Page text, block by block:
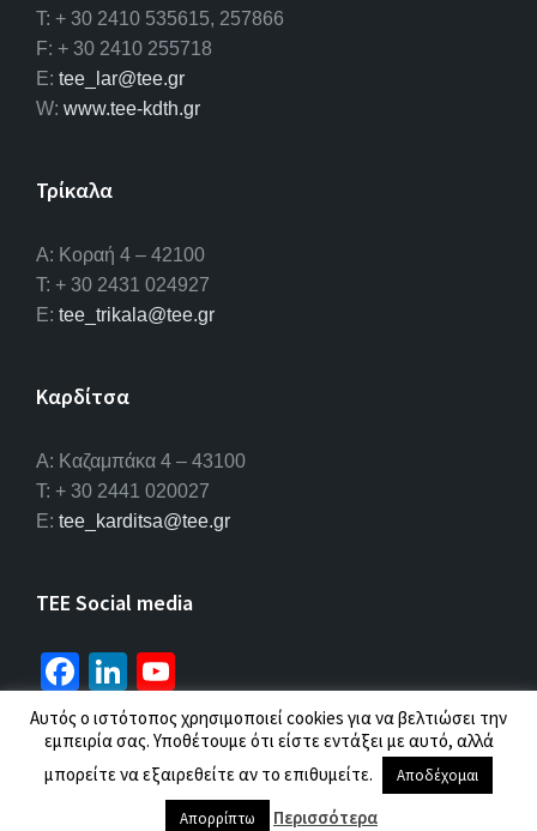
T: + 30 2410 535615, 257866
F: + 30 2410 255718
E: tee_lar@tee.gr
W: www.tee-kdth.gr
Τρίκαλα
Α: Κοραή 4 – 42100
T: + 30 2431 024927
E: tee_trikala@tee.gr
Καρδίτσα
Α: Καζαμπάκα 4 – 43100
T: + 30 2441 020027
E: tee_karditsa@tee.gr
TEE Social media
Fa
ce
b
o
Li
n
ke
dI
u
T
u
© 2026 ΤΕΕ |Πολιτική προσωπικών δεδομένων
Αυτός ο ιστότοπος χρησιμοποιεί cookies για να βελτιώσει την
εμπειρία σας. Υποθέτουμε ότι είστε εντάξει με αυτό, αλλά
μπορείτε να εξαιρεθείτε αν το επιθυμείτε.
Αποδέχομαι
Απορρίπτω Περισσότερα